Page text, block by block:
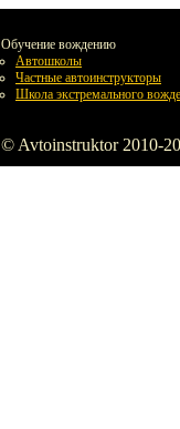
Обучение вождению
Автошколы
Частные автоинструкторы
Школа экстремального
© Avtoinstruktor 2010-